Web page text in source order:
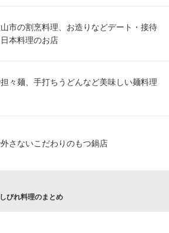
市の割烹料理、お造りなどデート・接待
本料理のお店
々麺、手打ちうどんなど美味しい麺料理
さないこだわりのもつ鍋店
びれ料理のまとめ